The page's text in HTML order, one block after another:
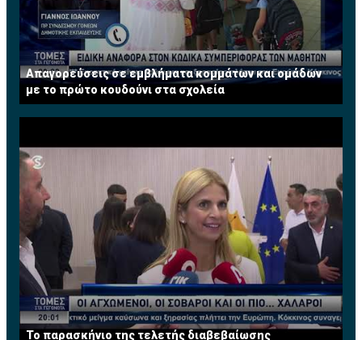
Απαγορεύσεις σε εμβλήματα κομμάτων και ομάδων
με το πρώτο κουδούνι στα σχολεία
Το παρασκήνιο της τελετής διαβεβαίωσης